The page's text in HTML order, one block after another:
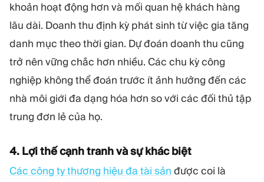
khoản hoạt động hơn và mối quan hệ khách hàng
lâu dài. Doanh thu định kỳ phát sinh từ việc gia tăng
danh mục theo thời gian. Dự đoán doanh thu cũng
trở nên vững chắc hơn nhiều. Các chu kỳ công
nghiệp không thể đoán trước ít ảnh hưởng đến các
nhà môi giới đa dạng hóa hơn so với các đối thủ tập
trung đơn lẻ của họ.
4. Lợi thế cạnh tranh và sự khác biệt
Các công ty thương hiệu đa tài sản được coi là